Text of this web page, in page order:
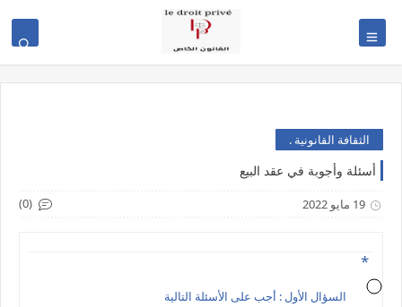
الثقافة القانونية .
أسئلة وأجوبة في عقد البيع
19 مايو 2022 (0)
السؤال الأول : أجب على الأسئلة التالية